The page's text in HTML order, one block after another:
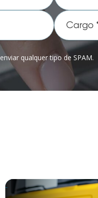
qualquer tipo de SPAM.